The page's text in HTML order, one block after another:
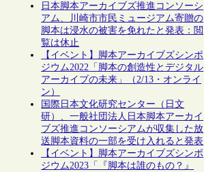
日本脚本アーカイブズ推進コンソーシ
アム、川崎市市民ミュージアム寄贈の
脚本は浸水の被害を免れたと発表：閲
覧は休止
【イベント】脚本アーカイブズシンポ
ジウム2022「脚本の創造性とデジタル
アーカイブの未来」（2/13・オンライ
ン）
国際日本文化研究センター（日文
研）、一般社団法人日本脚本アーカイ
ブズ推進コンソーシアムが収集した放
送脚本資料の一部を受け入れると発表
【イベント】脚本アーカイブズシンポ
ジウム2023「『脚本は誰のもの？』